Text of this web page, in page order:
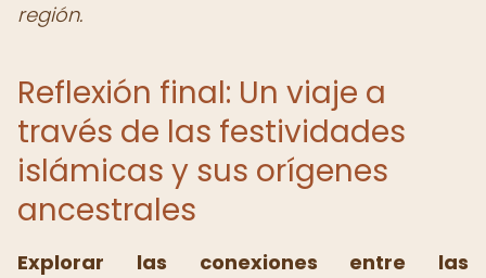
región.
Reflexión final: Un viaje a
través de las festividades
islámicas y sus orígenes
ancestrales
Explorar las conexiones entre las